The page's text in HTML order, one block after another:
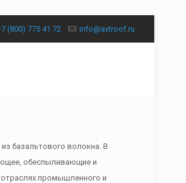
(800) 775 41 72 info@avtroof.ru
базальтового волокна. В
обеспыливающие и
промышленного и